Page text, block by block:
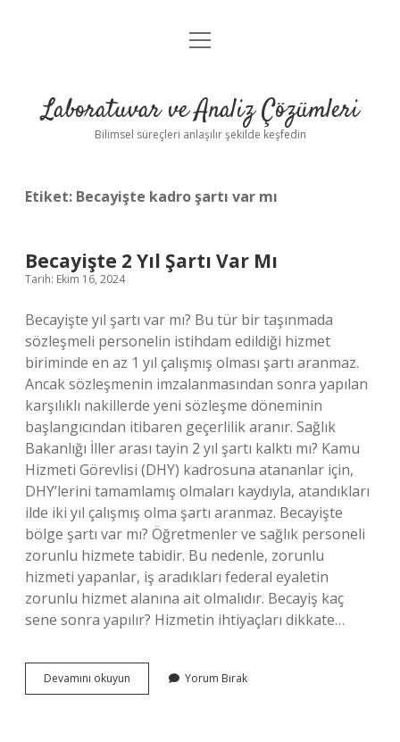
Anasayfa
Yasal Uyarı
menüyü
Laboratuvar ve Analiz Çözümleri
Bilimsel süreçleri anlaşılır şekilde keşfedin
Etiket: Becayişte kadro şartı var mı
Becayişte 2 Yıl Şartı Var Mı
Tarih: Ekim 16, 2024
Becayişte yıl şartı var mı? Bu tür bir taşınmada
sözleşmeli personelin istihdam edildiği hizmet
biriminde en az 1 yıl çalışmış olması şartı aranmaz.
Ancak sözleşmenin imzalanmasından sonra yapılan
karşılıklı nakillerde yeni sözleşme döneminin
başlangıcından itibaren geçerlilik aranır. Sağlık
Bakanlığı İller arası tayin 2 yıl şartı kalktı mı? Kamu
Hizmeti Görevlisi (DHY) kadrosuna atananlar için,
DHY’lerini tamamlamış olmaları kaydıyla, atandıkları
ilde iki yıl çalışmış olma şartı aranmaz. Becayişte
bölge şartı var mı? Öğretmenler ve sağlık personeli
zorunlu hizmete tabidir. Bu nedenle, zorunlu
hizmeti yapanlar, iş aradıkları federal eyaletin
zorunlu hizmet alanına ait olmalıdır. Becayiş kaç
sene sonra yapılır? Hizmetin ihtiyaçları dikkate…
Devamını okuyun Becayişte
2
Yorum Bırak